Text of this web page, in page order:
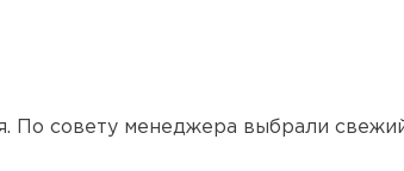
По совету менеджера выбрали